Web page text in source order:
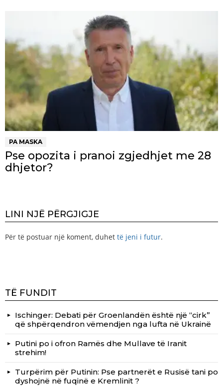
PA MASKA
Pse opozita i pranoi zgjedhjet me 28
dhjetor?
LINI NJË PËRGJIGJE
Për të postuar një koment, duhet të jeni i futur.
TË FUNDIT
Ischinger: Debati për Groenlandën është një “cirk”
që shpërqendron vëmendjen nga lufta në Ukrainë
Putini po i ofron Ramës dhe Mullave të Iranit
strehim!
Turpërim për Putinin: Pse partnerët e Rusisë tani po
dyshojnë në fuqinë e Kremlinit ?